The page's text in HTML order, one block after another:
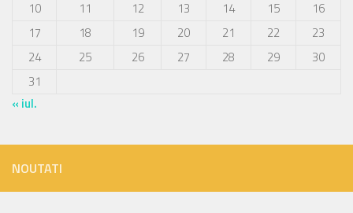
10
11 12 13 14 15
16
17
18 19 20 21 22
23
24
25 26 27 28 29
30
31
« iul.
NOUTATI